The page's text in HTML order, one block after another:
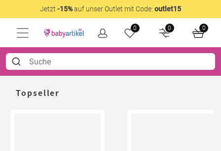
Jetzt -15%auf unser Outlet mit Code: outlet15
0 0 0
Topseller